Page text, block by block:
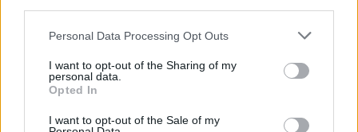
Personal Data Processing Opt Outs
I want to opt-out of the Sharing of my
personal data.
Opted In
I want to opt-out of the Sale of myΟΦΗ: Μεγάλο προβάδισμα
ΟΦΗ: Μεγάλο προβάδισμα